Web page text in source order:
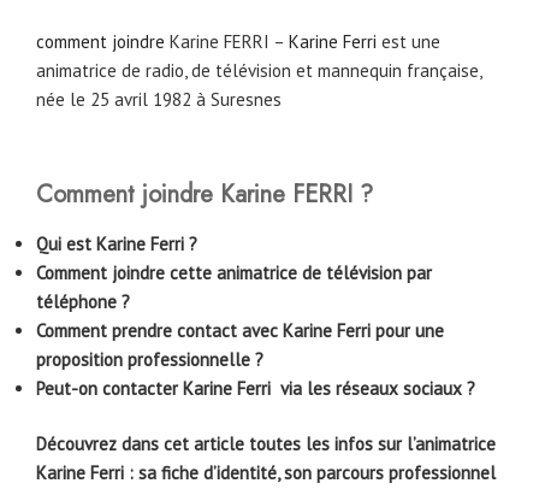
comment joindre Karine FERRI – Karine Ferri est une
animatrice de radio, de télévision et mannequin française,
née le 25 avril 1982 à Suresnes
Comment joindre Karine FERRI ?
Qui est Karine Ferri ?
Comment joindre cette animatrice de télévision par
téléphone ?
Comment prendre contact avec Karine Ferri pour une
proposition professionnelle ?
Peut-on contacter Karine Ferri via les réseaux sociaux ?
Découvrez dans cet article toutes les infos sur l’animatrice
Karine Ferri : sa fiche d’identité, son parcours professionnel